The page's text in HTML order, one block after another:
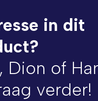
in dit
Dion of
verder!